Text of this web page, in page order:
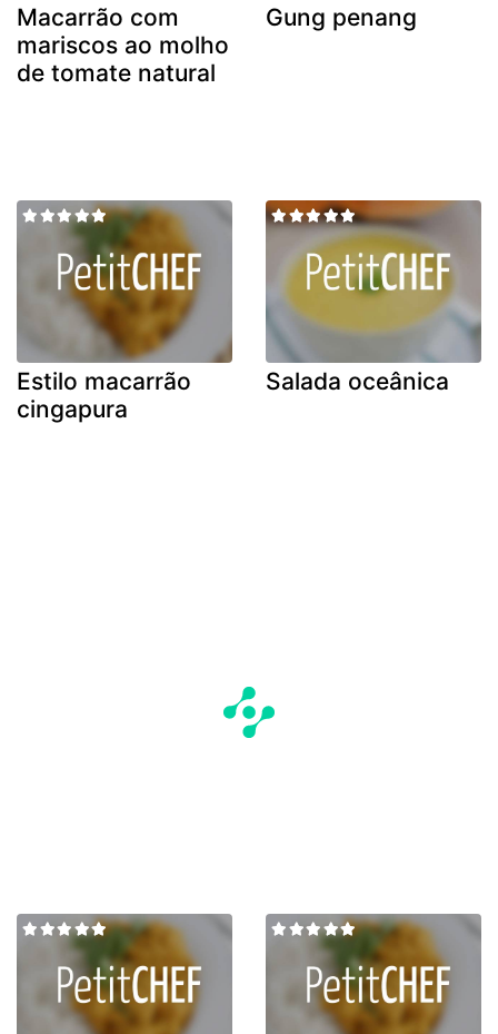
Macarrão com
mariscos ao molho
de tomate natural
Gung penang
Estilo macarrão
cingapura
Salada oceânica